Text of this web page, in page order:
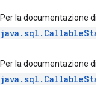
Per la documentazione di
Per la documentazione di